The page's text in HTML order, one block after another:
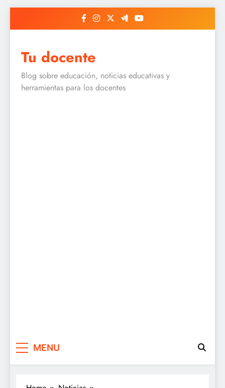
Tu docente
Blog sobre educación, noticias educativas y
herramientas para los docentes
MENU